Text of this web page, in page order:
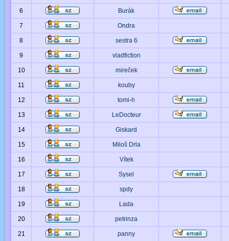
6 Burák
7 Ondra
8 sestra 6
9 vladfiction
10 mireček
11 kouby
12 tomi-h
13 LeDocteur
14 Giskard
15 Miloš Drla
16 Vítek
17 Sysel
18 spdy
19 Lada
20 petrinza
21 panny